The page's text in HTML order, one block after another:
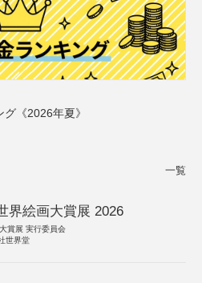
《2026年夏》
一覧
界絵画大賞展 2026
賞展 実行委員会
世界堂